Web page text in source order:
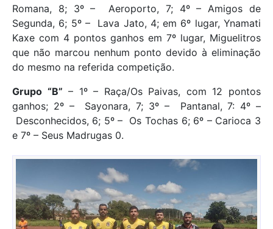
Romana, 8; 3º – Aeroporto, 7; 4º – Amigos de
Segunda, 6; 5º – Lava Jato, 4; em 6º lugar, Ynamati
Kaxe com 4 pontos ganhos em 7º lugar, Miguelitros
que não marcou nenhum ponto devido à eliminação
do mesmo na referida competição.
Grupo “B” – 1º – Raça/Os Paivas, com 12 pontos
ganhos; 2º – Sayonara, 7; 3º – Pantanal, 7: 4º –
Desconhecidos, 6; 5º – Os Tochas 6; 6º – Carioca 3
e 7º – Seus Madrugas 0.